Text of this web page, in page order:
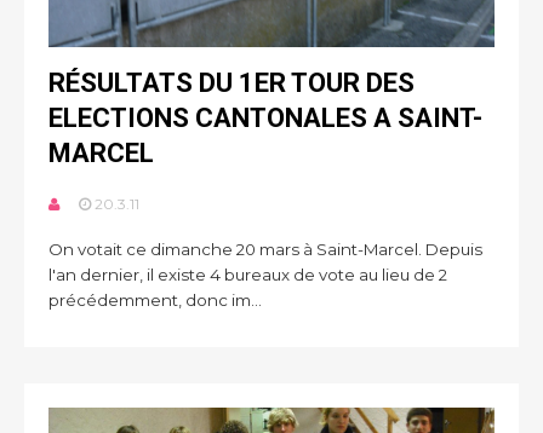
RÉSULTATS DU 1ER TOUR DES
ELECTIONS CANTONALES A SAINT-
MARCEL
20.3.11
On votait ce dimanche 20 mars à Saint-Marcel. Depuis
l'an dernier, il existe 4 bureaux de vote au lieu de 2
précédemment, donc im...